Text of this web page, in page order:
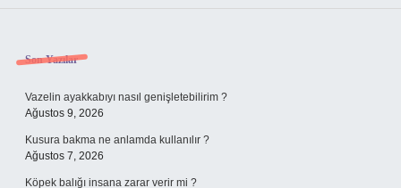
Sidebar
Son Yazılar
Vazelin ayakkabıyı nasıl genişletebilirim ?
Ağustos 9, 2026
Kusura bakma ne anlamda kullanılır ?
Ağustos 7, 2026
Köpek balığı insana zarar verir mi ?